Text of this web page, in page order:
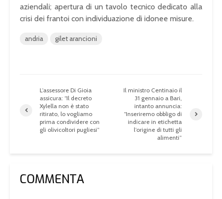
aziendali; apertura di un tavolo tecnico dedicato alla
crisi dei frantoi con individuazione di idonee misure.
andria gilet arancioni
L’assessore Di Gioia
assicura: “Il decreto
Xylella non è stato
ritirato, lo vogliamo
prima condividere con
gli olivicoltori pugliesi”
Il ministro Centinaio il
31 gennaio a Bari,
intanto annuncia:
“Inseriremo obbligo di
indicare in etichetta
l’origine di tutti gli
alimenti”
COMMENTA